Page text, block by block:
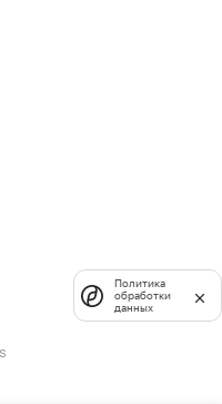
Политика
обработки
данных